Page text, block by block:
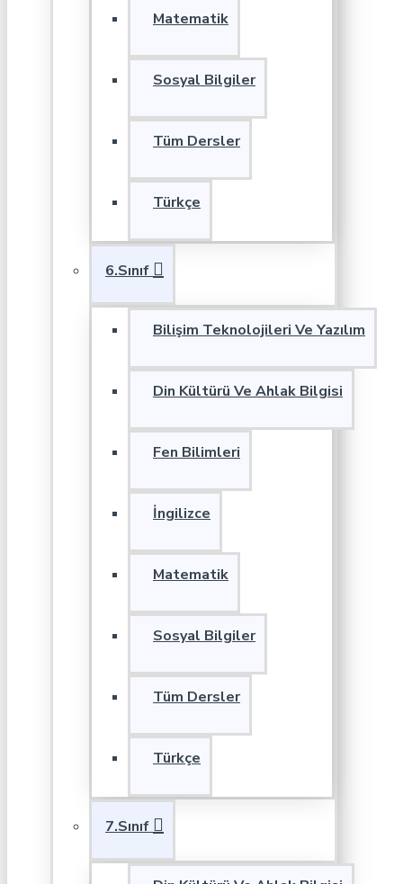
Matematik
Sosyal Bilgiler
Tüm Dersler
Türkçe
6.Sınıf
Bilişim Teknolojileri Ve Yazılım
Din Kültürü Ve Ahlak Bilgisi
Fen Bilimleri
İngilizce
Matematik
Sosyal Bilgiler
Tüm Dersler
Türkçe
7.Sınıf